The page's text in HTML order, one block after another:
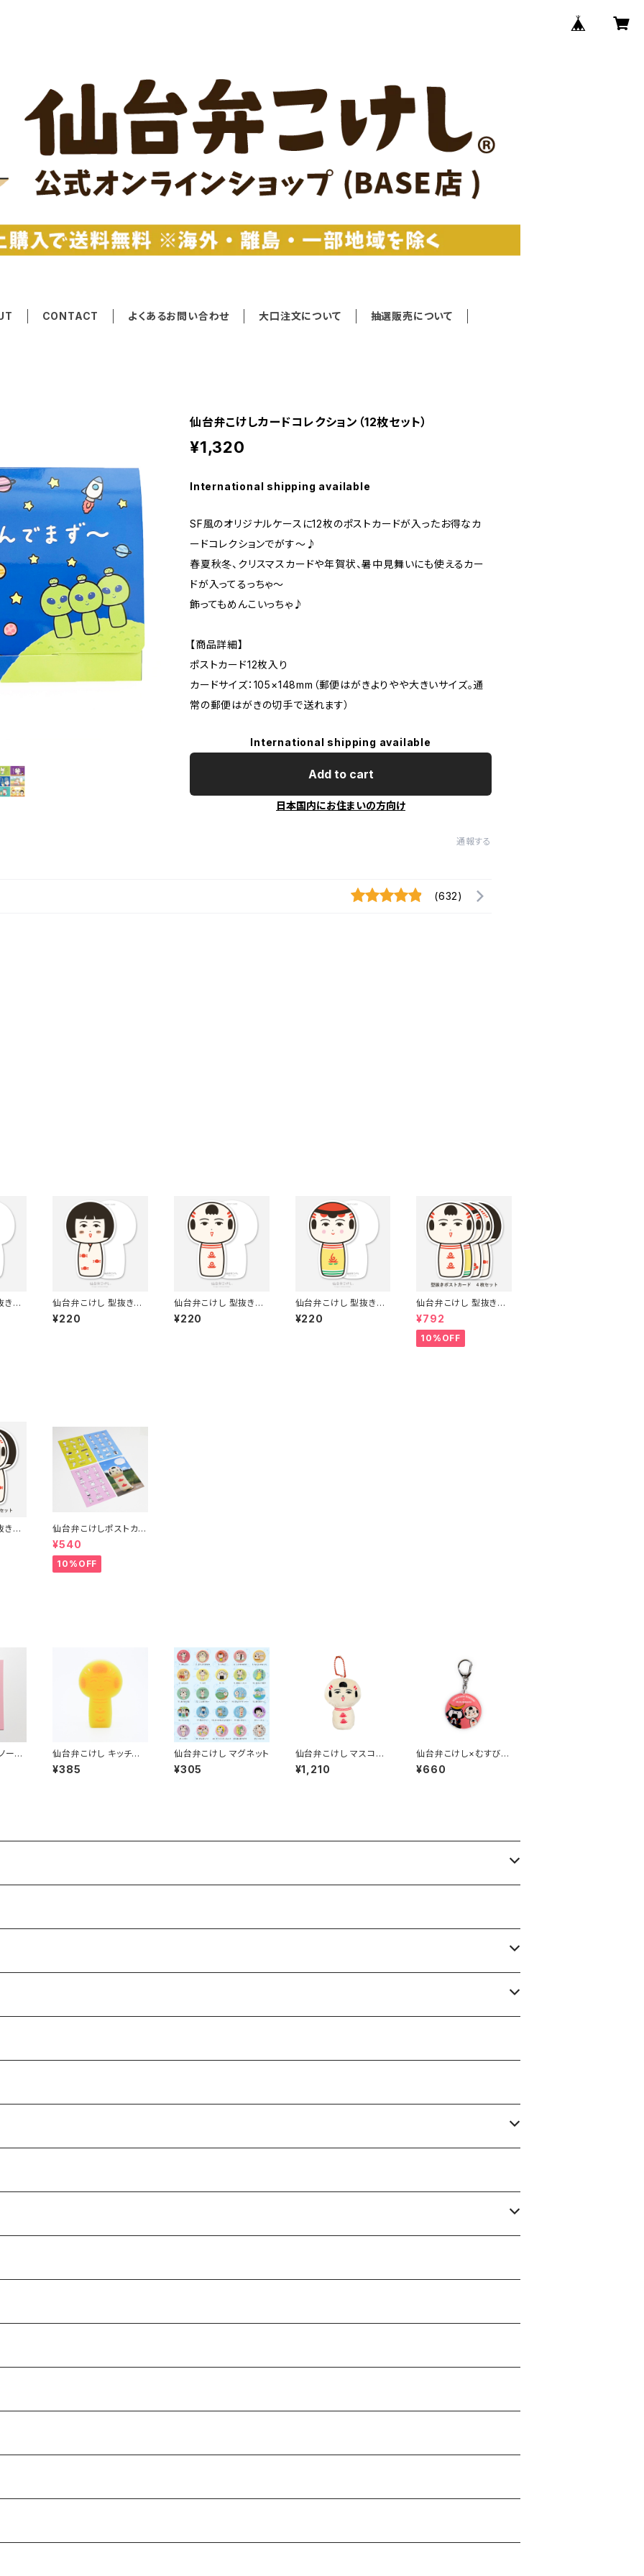
CONTACT よくあるお問い合わせ 大口注文について 抽選販売について
仙台弁こけしカードコレクション（12枚セット）
¥1,320
International shipping available
SF風のオリジナルケースに12枚のポストカードが入ったお得なカ
ードコレクションでがす～♪
春夏秋冬、クリスマスカードや年賀状、暑中見舞いにも使えるカー
ドが入ってるっちゃ〜
飾ってもめんこいっちゃ♪
【商品詳細】
ポストカード12枚入り
カードサイズ：105×148mm（郵便はがきよりやや大きいサイズ。通
常の郵便はがきの切手で送れます）
International shipping available
Add to cart
日本国内にお住まいの方向け
通報する
(632)
きポ
仙台弁こけし 型抜きポ
ストカード（さくなみちゃ
ん）
¥220
仙台弁こけし 型抜きポ
ストカード（なるこっつぁ
ん）
¥220
仙台弁こけし 型抜きポ
ストカード（やじろうちゃ
ん）
¥220
仙台弁こけし 型抜きポ
ストカード（４枚セット）
¥792
10%OFF
きポ
仙台弁こけしポストカー
ド４枚セット（ピンク・ブ
ルー・イエロー・着ぐる
み）
¥540
10%OFF
ート
仙台弁こけし キッチン
スポンジ
¥385
仙台弁こけし マグネット
¥305
仙台弁こけし マスコット
ぬいぐるみ ボールチェ
ーン付 （なるこっつぁ
¥1,210
仙台弁こけし×むすび丸
アクリルキーホルダー
（ピンク）
¥660